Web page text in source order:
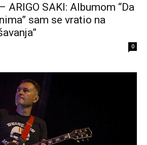
ARIGO SAKI: Albumom “Da
sam se vratio na
0